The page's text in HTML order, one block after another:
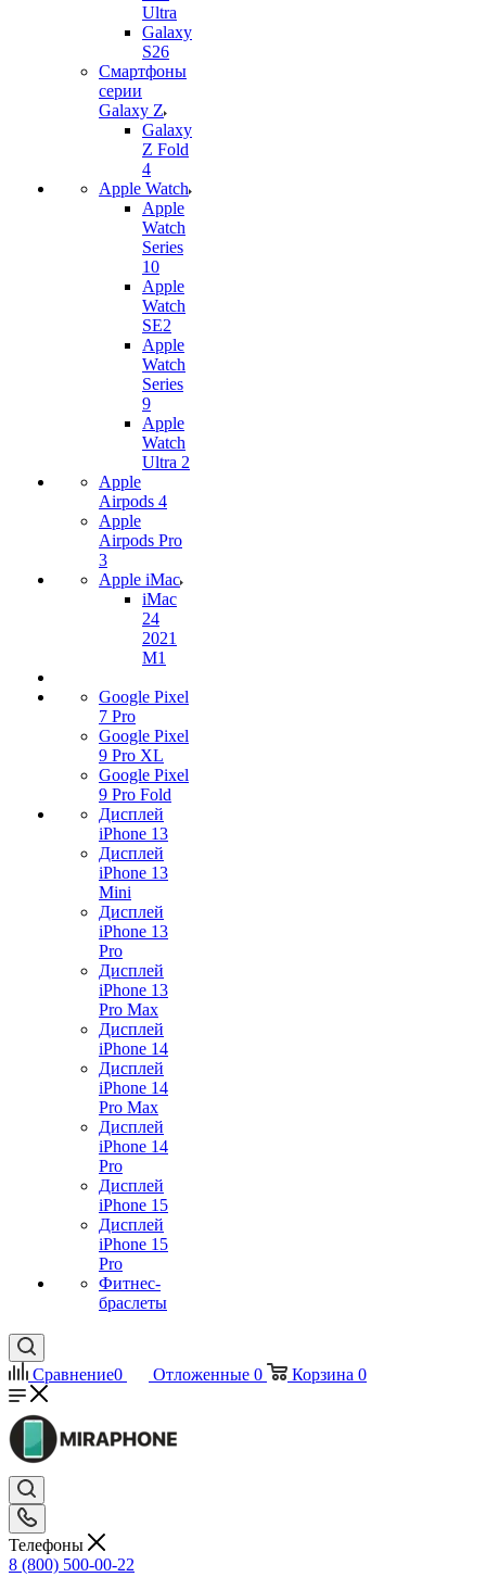
Ultra
Galaxy
S26
Смартфоны
серии
Galaxy Z
Galaxy
Z Fold
4
Apple Watch
Apple
Watch
Series
10
Apple
Watch
SE2
Apple
Watch
Series
9
Apple
Watch
Ultra 2
Apple
Airpods 4
Apple
Airpods Pro
3
Apple iMac
iMac
24
2021
M1
Google Pixel
7 Pro
Google Pixel
9 Pro XL
Google Pixel
9 Pro Fold
Дисплей
iPhone 13
Дисплей
iPhone 13
Mini
Дисплей
iPhone 13
Pro
Дисплей
iPhone 13
Pro Max
Дисплей
iPhone 14
Дисплей
iPhone 14
Pro Max
Дисплей
iPhone 14
Pro
Дисплей
iPhone 15
Дисплей
iPhone 15
Pro
Фитнес-
браслеты
Сравнение0 Отложенные 0 Корзина 0
Телефоны
8 (800) 500-00-22